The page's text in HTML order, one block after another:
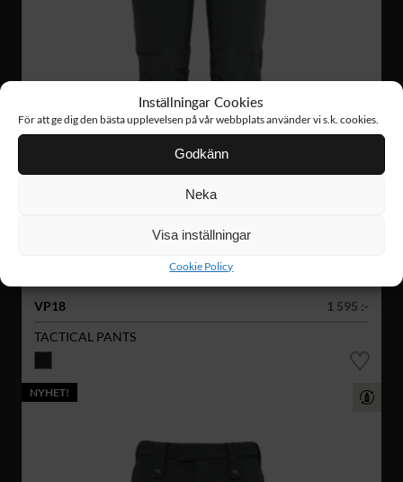
Inställningar Cookies
För att ge dig den bästa upplevelsen på vår webbplats använder vi s.k. cookies.
Godkänn
Neka
Visa inställningar
Cookie Policy
VP18
1 595 :-
TACTICAL PANTS
NYHET!